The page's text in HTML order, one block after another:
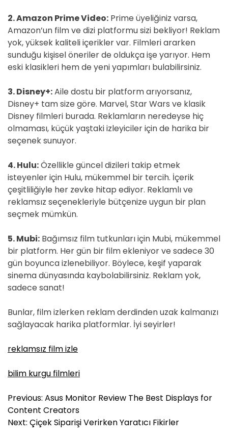
2. Amazon Prime Video: Prime üyeliğiniz varsa,
Amazon’un film ve dizi platformu sizi bekliyor! Reklam
yok, yüksek kaliteli içerikler var. Filmleri ararken
sunduğu kişisel öneriler de oldukça işe yarıyor. Hem
eski klasikleri hem de yeni yapımları bulabilirsiniz.
3. Disney+:Aile dostu bir platform arıyorsanız,
Disney+ tam size göre. Marvel, Star Wars ve klasik
Disney filmleri burada. Reklamların neredeyse hiç
olmaması, küçük yaştaki izleyiciler için de harika bir
seçenek sunuyor.
4. Hulu:Özellikle güncel dizileri takip etmek
isteyenler için Hulu, mükemmel bir tercih. İçerik
çeşitliliğiyle her zevke hitap ediyor. Reklamlı ve
reklamsız seçenekleriyle bütçenize uygun bir plan
seçmek mümkün.
5. Mubi: Bağımsız film tutkunları için Mubi, mükemmel
bir platform. Her gün bir film ekleniyor ve sadece 30
gün boyunca izlenebiliyor. Böylece, keşif yaparak
sinema dünyasında kaybolabilirsiniz. Reklam yok,
sadece sanat!
Bunlar, film izlerken reklam derdinden uzak kalmanızı
sağlayacak harika platformlar. İyi seyirler!
reklamsız film izle
bilim kurgu filmleri
Y
a
z
Previous: Asus Monitor Review The Best Displays for
Content Creators
Next: Çiçek Siparişi Verirken Yaratıcı Fikirler